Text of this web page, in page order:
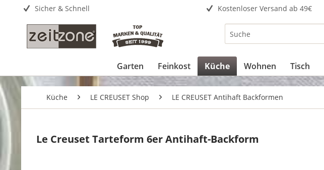
Sicher & Schnell Kostenloser Versand ab 49€
Garten Feinkost Küche Wohnen Tisch
Küche LE CREUSET Shop LE CREUSET Antihaft Backformen
Le Creuset Tarteform 6er Antihaft-Backform